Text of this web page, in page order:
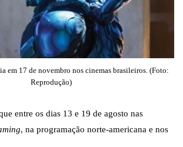
em 17 de novembro nos cinemas brasileiros. (Foto:
Reprodução)
entre os dias 13 e 19 de agosto nas
, na programação norte-americana e nos